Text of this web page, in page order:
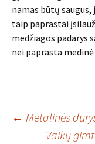
namas būtų
taip paprastai
medžiagos padarys
nei paprasta
Įrašo
← Metalinės
Vaikų